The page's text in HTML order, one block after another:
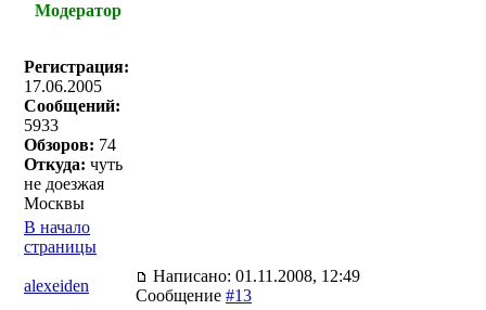
Модератор
Регистрация:
17.06.2005
Сообщений:
5933
Обзоров: 74
Откуда: чуть
не доезжая
Москвы
В начало
страницы
alexeiden
Написано: 01.11.2008, 12:49
Сообщение #13